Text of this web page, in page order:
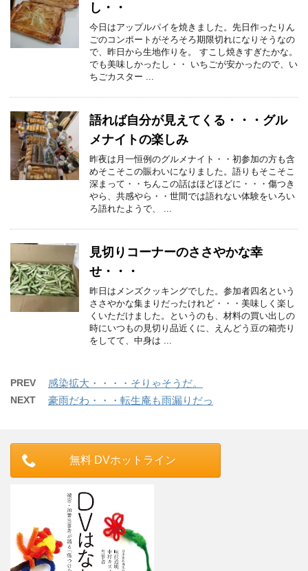
し・・
今日はアップルパイを焼きました。先日作ったりん
ごのコンポートがそろそろ期限切れになりそうなの
で、昨日から生地作りを。 すこし焼きすぎたかな。
でも美味しかったし・・ いちごが安かったので、い
ちごカスター ...
語れば自分が見えてくる・・・グル
メナイトの楽しみ
昨夜は月一恒例のグルメナイト・・初参加の方も含
めそこそこの賑わいになりました。語りもそこそこ
深まって・・ちんこの話はほどほどに・・・傷つき
やら、共感やら・・世間では語れない体験をいろい
ろ語れたようで、 ...
見切りコーナーのささやかな幸
せ・・・
昨日はメンズクッキングでした。参加者四名という
ささやかな集まりだったけれど・・・美味しく楽し
くいただけました。というのも、材料の買い出しの
時にいつもの見切り品近くに、えんどう豆の箱売り
をしてて、中身は ...
PREV 感染拡大・・・・そりゃそうだ。
NEXT 豪雨だわ・・・転生庵も雨漏りだっ
無料 DVホットライン